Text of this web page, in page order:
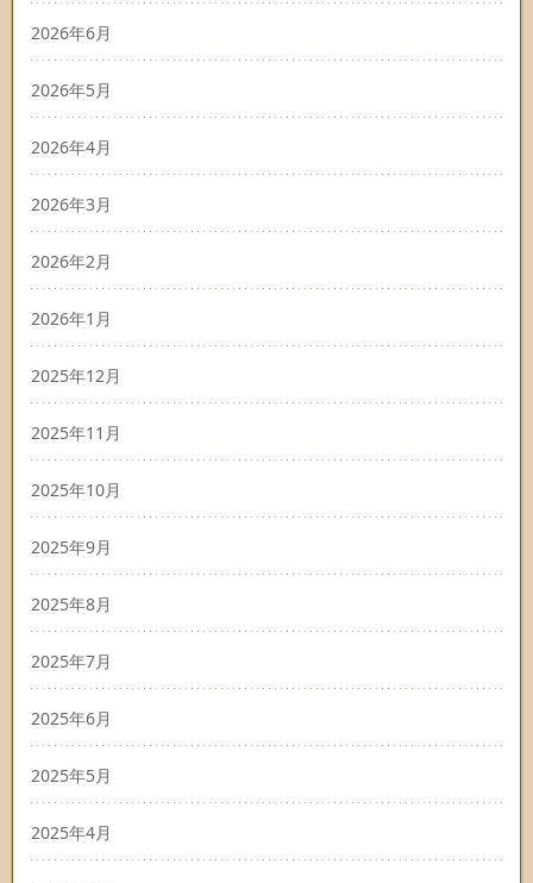
2026年6月
2026年5月
2026年4月
2026年3月
2026年2月
2026年1月
2025年12月
2025年11月
2025年10月
2025年9月
2025年8月
2025年7月
2025年6月
2025年5月
2025年4月